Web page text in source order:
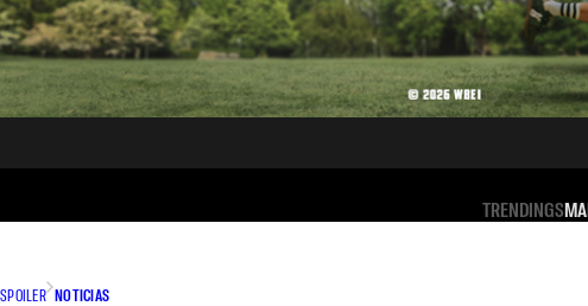
TRENDINGS
SPOILER NOTICIAS